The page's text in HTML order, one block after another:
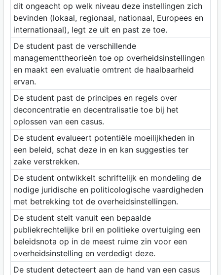
dit ongeacht op welk niveau deze instellingen zich
bevinden (lokaal, regionaal, nationaal, Europees en
internationaal), legt ze uit en past ze toe.
De student past de verschillende
managementtheorieën toe op overheidsinstellingen
en maakt een evaluatie omtrent de haalbaarheid
ervan.
De student past de principes en regels over
deconcentratie en decentralisatie toe bij het
oplossen van een casus.
De student evalueert potentiële moeilijkheden in
een beleid, schat deze in en kan suggesties ter
zake verstrekken.
De student ontwikkelt schriftelijk en mondeling de
nodige juridische en politicologische vaardigheden
met betrekking tot de overheidsinstellingen.
De student stelt vanuit een bepaalde
publiekrechtelijke bril en politieke overtuiging een
beleidsnota op in de meest ruime zin voor een
overheidsinstelling en verdedigt deze.
De student detecteert aan de hand van een casus